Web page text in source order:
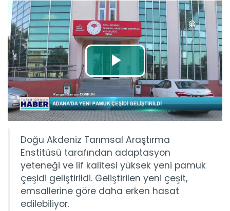
Doğu Akdeniz Tarımsal Araştırma
Enstitüsü tarafından adaptasyon
yeteneği ve lif kalitesi yüksek yeni pamuk
çeşidi geliştirildi. Geliştirilen yeni çeşit,
emsallerine göre daha erken hasat
edilebiliyor.